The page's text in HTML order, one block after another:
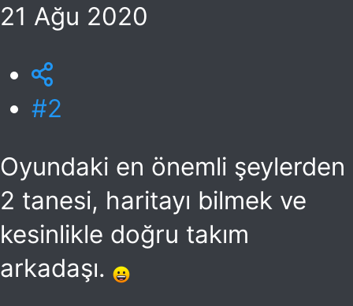
21 Ağu 2020
#2
Oyundaki en önemli şeylerden
2 tanesi, haritayı bilmek ve
kesinlikle doğru takım
arkadaşı.